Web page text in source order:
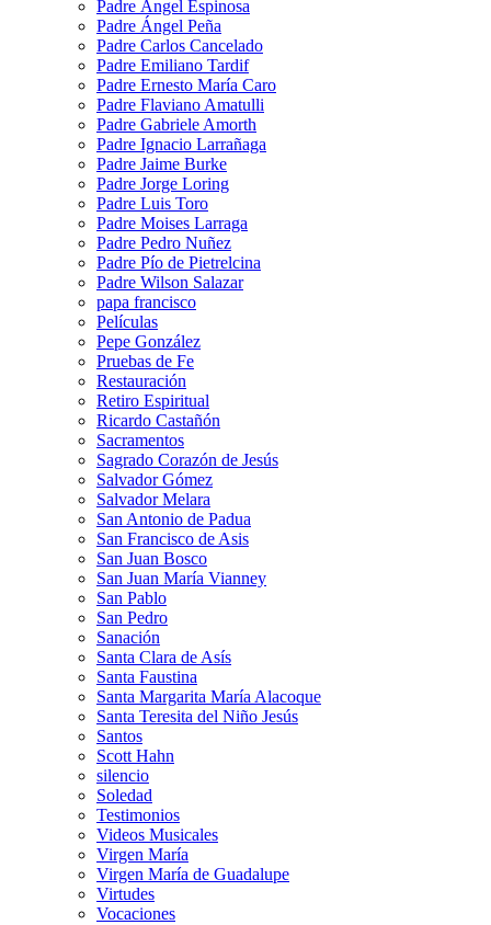
Padre Ángel Espinosa
Padre Ángel Peña
Padre Carlos Cancelado
Padre Emiliano Tardif
Padre Ernesto María Caro
Padre Flaviano Amatulli
Padre Gabriele Amorth
Padre Ignacio Larrañaga
Padre Jaime Burke
Padre Jorge Loring
Padre Luis Toro
Padre Moises Larraga
Padre Pedro Nuñez
Padre Pío de Pietrelcina
Padre Wilson Salazar
papa francisco
Películas
Pepe González
Pruebas de Fe
Restauración
Retiro Espiritual
Ricardo Castañón
Sacramentos
Sagrado Corazón de Jesús
Salvador Gómez
Salvador Melara
San Antonio de Padua
San Francisco de Asis
San Juan Bosco
San Juan María Vianney
San Pablo
San Pedro
Sanación
Santa Clara de Asís
Santa Faustina
Santa Margarita María Alacoque
Santa Teresita del Niño Jesús
Santos
Scott Hahn
silencio
Soledad
Testimonios
Videos Musicales
Virgen María
Virgen María de Guadalupe
Virtudes
Vocaciones